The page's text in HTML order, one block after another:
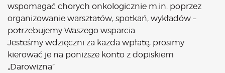
wspomagać chorych onkologicznie m.in. poprzez
organizowanie warsztatów, spotkań, wykładów –
potrzebujemy Waszego wsparcia.
Jesteśmy wdzięczni za każda wpłatę, prosimy
kierować je na poniższe konto z dopiskiem
„Darowizna”